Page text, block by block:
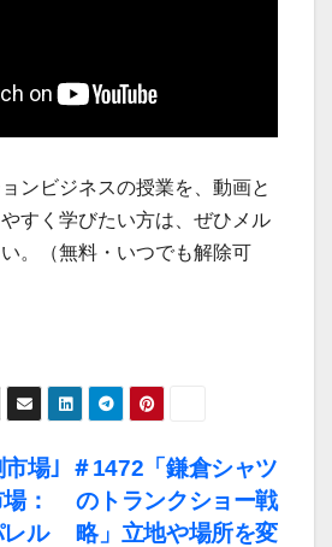
ンビジネスの授業を、動画と
すく学びたい方は、ぜひメル
。（無料・いつでも解除可
＃1472「鎌倉シャツ
のトランクショー戦
略」立地や場所を変
場｣
：
ル